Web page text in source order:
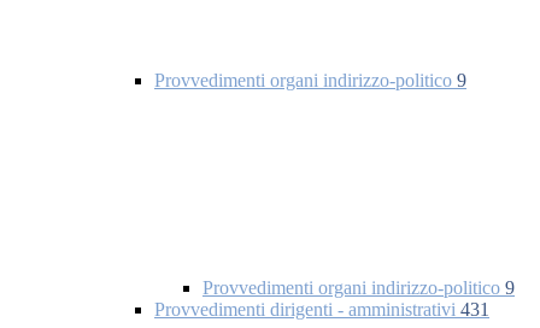
Provvedimenti organi indirizzo-politico 9
Provvedimenti organi indirizzo-politico 9
Provvedimenti dirigenti - amministrativi 431